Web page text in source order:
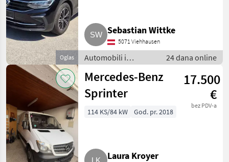
Marketplace
Ponude
trgovaca
Oglas
Sebastian Wittke
5071 Viehhausen
Automobili i
motocikli / Limuzine
24 dana online
Mercedes-Benz
Sprinter
17.500
€
bez PDV-a
114 KS/84 kW God. pr. 2018
Laura Kroyer